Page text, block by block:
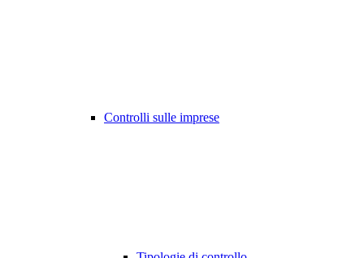
Controlli sulle imprese